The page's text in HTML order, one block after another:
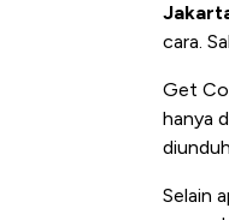
cara.
Get
hanya
Selain